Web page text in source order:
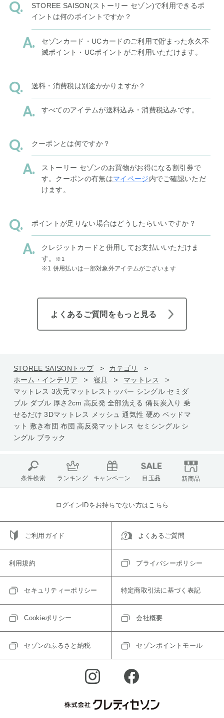
STOREE SAISON(ストーリー セゾン)で利用できるポ
イントは何のポイントですか？
セゾンカード・UCカードのご利用で貯まった永久不
滅ポイント・UCポイントがご利用いただけます。
送料・消費税は別途かかりますか？
すべてのアイテムが送料込み・消費税込みです。
クーポンとは何ですか？
ストーリー セゾンのお買物がお得になる割引券で
す。クーポンの有無はマイページ内でご確認いただ
けます。
ポイントが足りない場合はどうしたらいいですか？
クレジットカードと併用してお支払いいただけま
す。
※1
※1 併用払いは一部対象外アイテムがございます
よくあるご質問をもっと見る
STOREE SAISONトップ
カテゴリ
ホーム・インテリア
寝具
マットレス
マットレス 3次元マットレストッパー シングル セミダ
ブル ダブル 厚さ2cm 高反発 全部洗える 備長炭入り 乗
せるだけ 3Dマットレス メッシュ 通気性 硬め ベッドマ
ット 敷き布団 布団 高反発マットレス セミシングル シ
ングル ブラック
条件検索 ランキング キャンペーン 目玉品 新商品
ログインIDをお持ちでない方はこちら
ご利用ガイド よくあるご質問
利用規約 プライバシーポリシー
セキュリティーポリシー 特定商取引法に基づく表記
Cookieポリシー 会社概要
セゾンのふるさと納税 セゾンポイントモール